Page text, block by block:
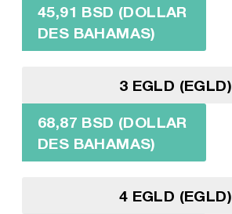
45,91 BSD (DOLLAR
DES BAHAMAS)
3 EGLD (EGLD)
68,87 BSD (DOLLAR
DES BAHAMAS)
4 EGLD (EGLD)